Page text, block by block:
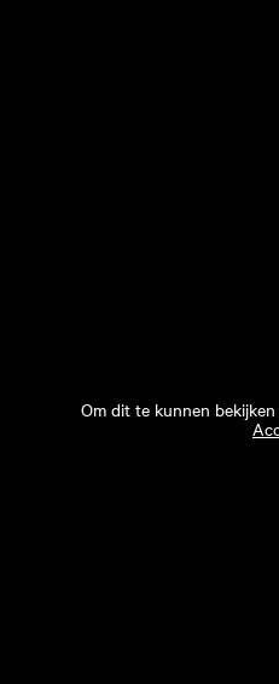
Om dit te kunnen